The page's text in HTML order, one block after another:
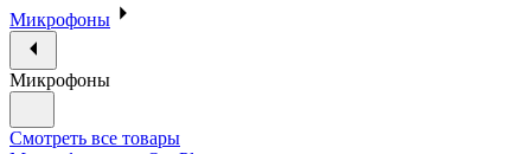
Микрофоны
Микрофоны
Смотреть все товары